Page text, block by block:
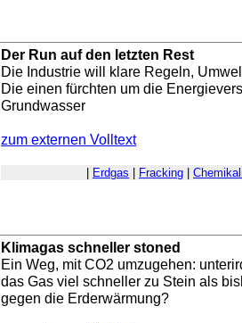
Der Run auf den letzten Rest
Die Industrie will klare Regeln,
Die einen fürchten um die
Grundwasser
zum externen Volltext
Erdgas Fracking
Klimagas schneller stoned
Ein Weg, mit CO2 umzugehen:
das Gas viel schneller zu Stein als
gegen die Erderwärmung?